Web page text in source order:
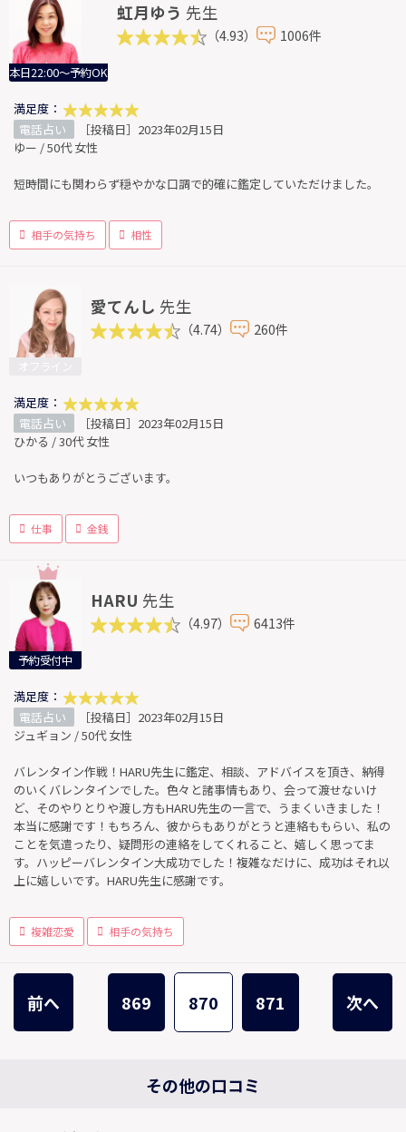
本日22:00～予約OK
虹月ゆう 先生
（4.93） 1006件
満足度：
電話占い
［投稿日］2023年02月15日
ゆー / 50代 女性
短時間にも関わらず穏やかな口調で的確に鑑定していただけました。
相手の気持ち 相性
愛てんし 先生
（4.74） 260件
満足度：
電話占い
［投稿日］2023年02月15日
ひかる / 30代 女性
いつもありがとうございます。
仕事 金銭
予約受付中
HARU 先生
（4.97） 6413件
満足度：
電話占い
［投稿日］2023年02月15日
ジュギョン / 50代 女性
バレンタイン作戦！HARU先生に鑑定、相談、アドバイスを頂き、納得
のいくバレンタインでした。色々と諸事情もあり、会って渡せないけ
ど、そのやりとりや渡し方もHARU先生の一言で、うまくいきました！
本当に感謝です！もちろん、彼からもありがとうと連絡ももらい、私の
ことを気遣ったり、疑問形の連絡をしてくれること、嬉しく思ってま
す。ハッピーバレンタイン大成功でした！複雑なだけに、成功はそれ以
上に嬉しいです。HARU先生に感謝です。
複雑恋愛 相手の気持ち
前へ 869 870 871 次へ
その他の口コミ